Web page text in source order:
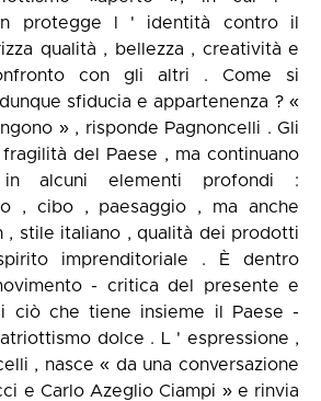
protegge l ' identità contro il
qualità , bellezza , creatività e
con gli altri . Come si
sfiducia e appartenenza ? «
» , risponde Pagnoncelli . Gli
del Paese , ma continuano
in alcuni elementi profondi :
, cibo , paesaggio , ma anche
, stile italiano , qualità dei prodotti
imprenditoriale . È dentro
- critica del presente e
ciò che tiene insieme il Paese -
dolce . L ' espressione ,
, nasce « da una conversazione
e Carlo Azeglio Ciampi » e rinvia